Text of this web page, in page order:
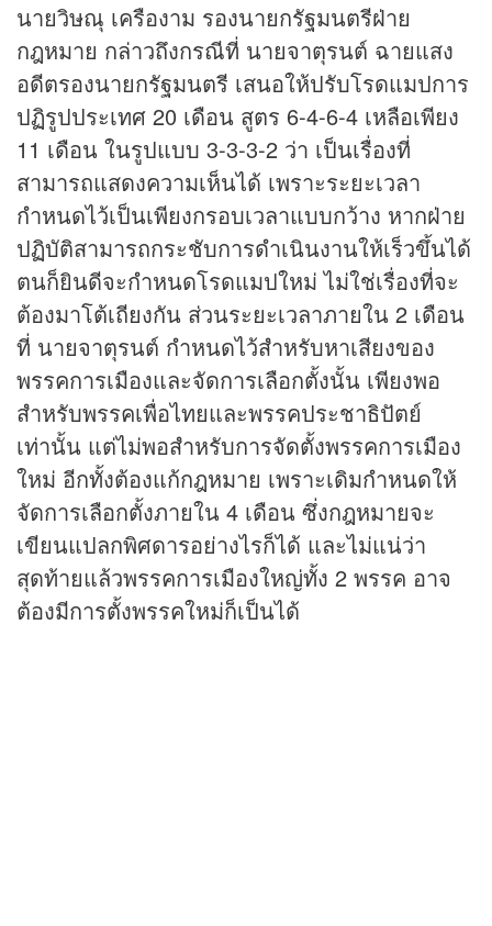
นายวิษณุ เครืองาม รองนายกรัฐมนตรีฝ่าย
กฎหมาย กล่าวถึงกรณีที่ นายจาตุรนต์ ฉายแสง
อดีตรองนายกรัฐมนตรี เสนอให้ปรับโรดแมปการ
ปฏิรูปประเทศ 20 เดือน สูตร 6-4-6-4 เหลือเพียง
11 เดือน ในรูปแบบ 3-3-3-2 ว่า เป็นเรื่องที่
สามารถแสดงความเห็นได้ เพราะระยะเวลา
กำหนดไว้เป็นเพียงกรอบเวลาแบบกว้าง หากฝ่าย
ปฏิบัติสามารถกระชับการดำเนินงานให้เร็วขึ้นได้
ตนก็ยินดีจะกำหนดโรดแมปใหม่ ไม่ใช่เรื่องที่จะ
ต้องมาโต้เถียงกัน ส่วนระยะเวลาภายใน 2 เดือน
ที่ นายจาตุรนต์ กำหนดไว้สำหรับหาเสียงของ
พรรคการเมืองและจัดการเลือกตั้งนั้น เพียงพอ
สำหรับพรรคเพื่อไทยและพรรคประชาธิปัตย์
เท่านั้น แต่ไม่พอสำหรับการจัดตั้งพรรคการเมือง
ใหม่ อีกทั้งต้องแก้กฎหมาย เพราะเดิมกำหนดให้
จัดการเลือกตั้งภายใน 4 เดือน ซึ่งกฎหมายจะ
เขียนแปลกพิศดารอย่างไรก็ได้ และไม่แน่ว่า
สุดท้ายแล้วพรรคการเมืองใหญ่ทั้ง 2 พรรค อาจ
ต้องมีการตั้งพรรคใหม่ก็เป็นได้